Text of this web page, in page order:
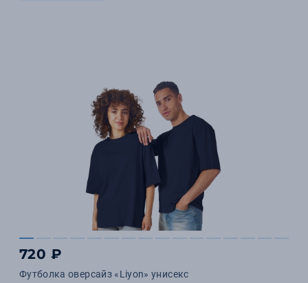
720 ₽
Футболка оверсайз «Liyon» унисекс